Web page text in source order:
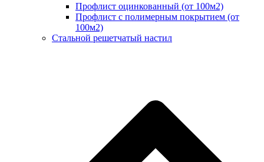
Профлист оцинкованный (от 100м2)
Профлист с полимерным покрытием (от
100м2)
Стальной решетчатый настил